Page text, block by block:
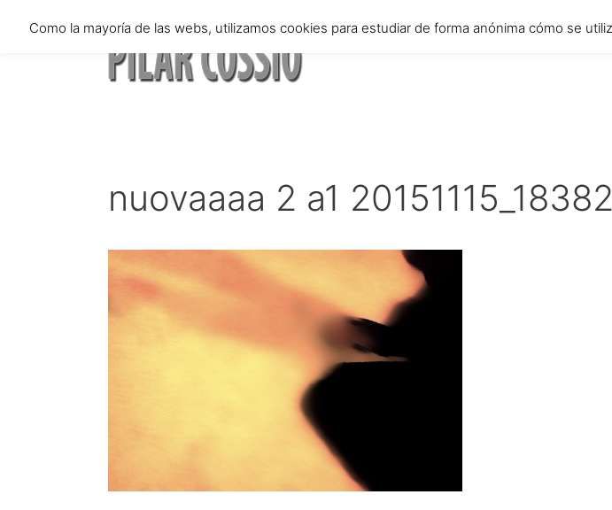
nuovaaaa 2 a1
Como la mayoría de las webs, utilizamos cookies para estudiar de forma anónima cómo se